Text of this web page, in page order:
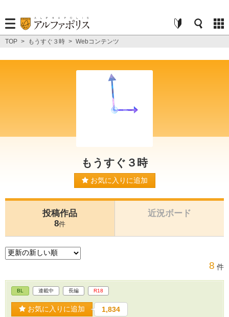
TOP > もうすぐ３時 > Webコンテンツ
もうすぐ３時
お気に入りに追加
投稿作品
8件
近況ボード
8 件
BL 連載中 長編 R18
お気に入りに追加 1,834